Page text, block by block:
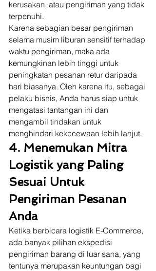
kerusakan, atau pengiriman yang tidak
terpenuhi.
Karena sebagian besar pengiriman
selama musim liburan sensitif terhadap
waktu pengiriman, maka ada
kemungkinan lebih tinggi untuk
peningkatan pesanan retur daripada
hari biasanya. Oleh karena itu, sebagai
pelaku bisnis, Anda harus siap untuk
mengatasi tantangan ini dan
mengambil tindakan untuk
menghindari kekecewaan lebih lanjut.
4. Menemukan Mitra
Logistik yang Paling
Sesuai Untuk
Pengiriman Pesanan
Anda
Ketika berbicara logistik E-Commerce,
ada banyak pilihan ekspedisi
pengiriman barang di luar sana, yang
tentunya merupakan keuntungan bagi